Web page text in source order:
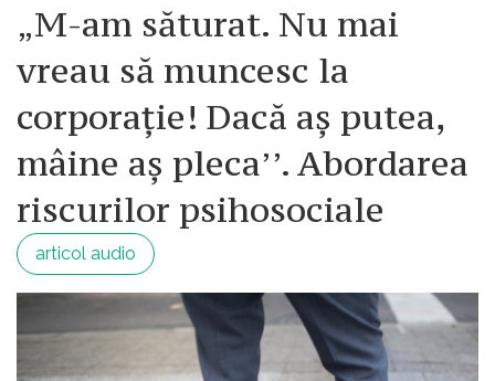
„M-am săturat. Nu mai
vreau să muncesc la
corporație! Dacă aș putea,
mâine aș pleca’’. Abordarea
riscurilor psihosociale
articol audio